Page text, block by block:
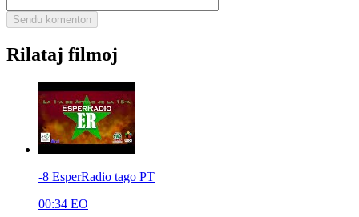
Rilataj filmoj
-8 EsperRadio tago PT
00:34 EO